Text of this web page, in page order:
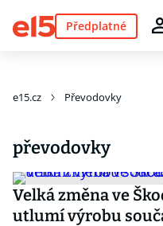
Předplatné
e15.cz Převodovky
převodovky
Velká změna ve
utlumí výrobu